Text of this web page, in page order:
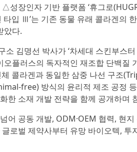
장인자 기반 플랫폼 ‘휴그로
입 Ⅲ’는 기존 동물 유래 콜라겐의
았다.
김명선 박사가 ‘차세대 스킨부스
플러스의 독자적인 재조합 단백질
콜라겐과 동일한 삼중 나선 구조
free) 방식의 윤리적 제조 공정
한 소재 개발 전략을 함께 공개하며
어 공동 개발, ODM·OEM 협력, 현
로벌 제약사부터 유망 바이오텍, 투